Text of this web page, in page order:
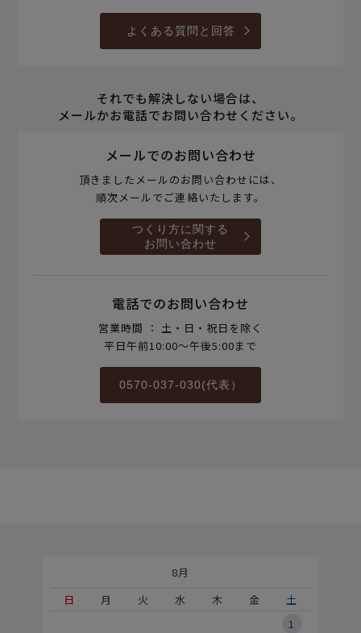
よくある質問と回答
それでも解決しない場合は、
メールかお電話でお問い合わせください。
メールでのお問い合わせ
頂きましたメールのお問い合わせには、
順次メールでご連絡いたします。
つくり方に関する
お問い合わせ
電話でのお問い合わせ
営業時間 ： 土・日・祝日を除く
平日午前10:00～午後5:00まで
0570-037-030(代表）
8月
日
月 火 水 木 金
土
1